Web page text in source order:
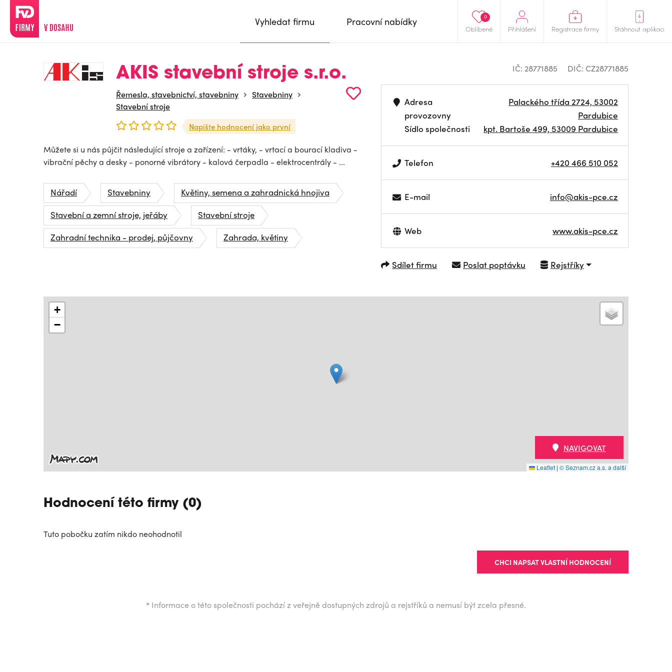
Oblíbené
0
Přihlášení Registrace firmy Stáhnout aplikaci
Vyhledat firmu Pracovní nabídky
AKIS stavební stroje s.r.o.
Řemesla, stavebnictví, stavebniny
Stavebniny
Stavební stroje
Napište hodnocení jako první
Můžete si u nás půjčit následující stroje a zařízení: - vrtáky, - vrtací a bourací kladiva -
vibrační pěchy a desky - ponorné vibrátory - kalová čerpadla - elektrocentrály - ...
Nářadí Stavebniny
Květiny, semena a zahradnická hnojiva
Stavební a zemní stroje, jeřáby
Stavební stroje
Zahradní technika - prodej, půjčovny
Zahrada, květiny
IČ: 28771885 DIČ: CZ28771885
Adresa
provozovny
Sídlo společnosti
Palackého třída 2724, 53002
Pardubice
kpt. Bartoše 499, 53009 Pardubice
Telefon +420 466 510 052
E-mail info@akis-pce.cz
Web www.akis-pce.cz
Sdílet firmu Poslat poptávku Rejstříky
+
−
Leaflet | © Seznam.cz a.s. a další
NAVIGOVAT
Hodnocení této firmy (0)
Tuto pobočku zatím nikdo neohodnotil
CHCI NAPSAT VLASTNÍ HODNOCENÍ
* Informace o této společnosti pochází z veřejně dostupných zdrojů a rejstříků a nemusí být zcela přesné.